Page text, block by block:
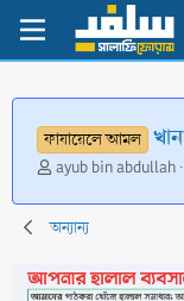
ফাযায়েলে আমল
T
r
e
d
ayub bin abdullah
অন্যান্য